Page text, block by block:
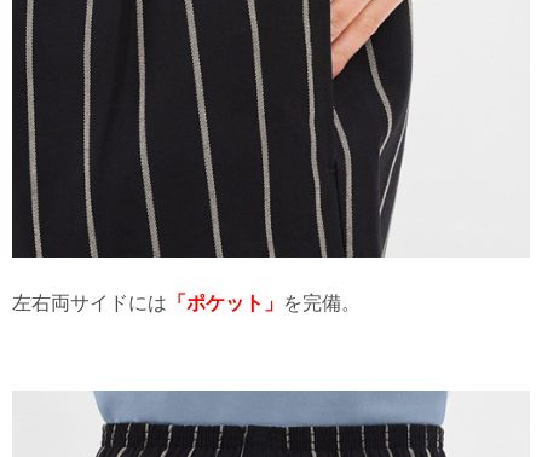
左右両サイドには 「ポケット」 を完備。